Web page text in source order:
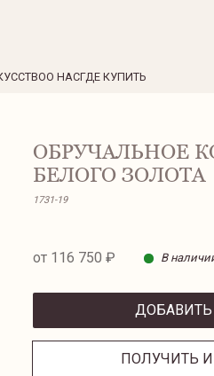
О НАСГДЕ КУПИТЬ
ОБРУЧАЛЬНОЕ
БЕЛОГО ЗОЛОТА
1731-19
от 116 750 ₽ В
ПОЛУЧИТЬ